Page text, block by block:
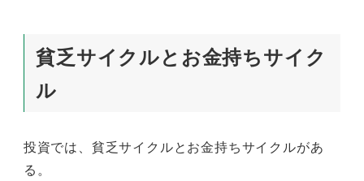
貧乏サイクルとお金持ちサイク
ル
投資では、貧乏サイクルとお金持ちサイクルがあ
る。